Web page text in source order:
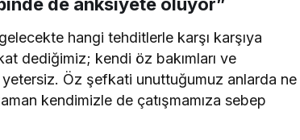
hangi tehditlerle karşı karşıya
dediğimiz; kendi öz bakımları ve
Öz şefkati unuttuğumuz anlarda ne
kendimizle de çatışmamıza sebep